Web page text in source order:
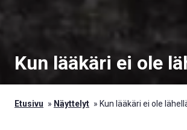
Kun lääkäri ei ole
Etusivu » Näyttelyt » Kun lääkäri ei ole